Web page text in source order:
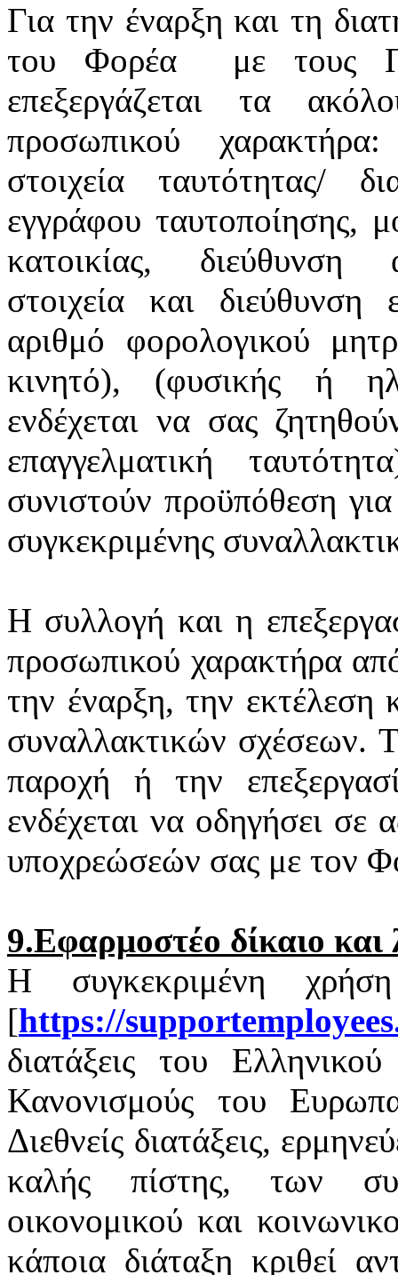
Για την έναρξη και τη
του Φορέα
με τους
επεξεργάζεται τα
προσωπικού
στοιχεία ταυτότητας/
εγγράφου ταυτοποίησης,
κατοικίας, διεύθυνση
στοιχεία και διεύθυνση
αριθμό φορολογικού
κινητό), (φυσικής ή
ενδέχεται να σας
επαγγελματική
συνιστούν προϋπόθεση
συγκεκριμένης
Η συλλογή και η
προσωπικού χαρακτήρα
την έναρξη, την εκτέλεση
συναλλακτικών σχέσεων.
παροχή ή την
ενδέχεται να οδηγήσει σε
υποχρεώσεών σας με τον
9.Εφαρμοστέο δίκαιο και
Η συγκεκριμένη
[https://supportemployees
διατάξεις του
Κανονισμούς του
Διεθνείς διατάξεις,
καλής πίστης, των
οικονομικού και
κάποια διάταξη κριθεί